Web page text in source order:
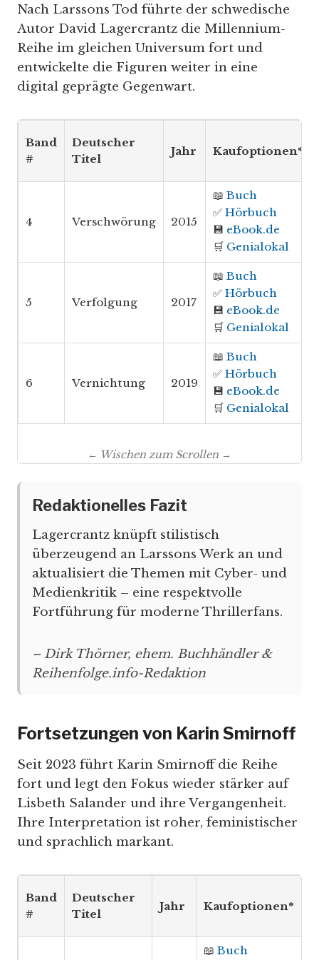
Nach Larssons Tod führte der schwedische
Autor David Lagercrantz die Millennium-
Reihe im gleichen Universum fort und
entwickelte die Figuren weiter in eine
digital geprägte Gegenwart.
Band
#
Deutscher
Titel
Jahr Kaufoptionen*
4 Verschwörung 2015
📖 Buch
✅ Hörbuch
💾 eBook.de
🛒 Genialokal
5 Verfolgung 2017
📖 Buch
✅ Hörbuch
💾 eBook.de
🛒 Genialokal
6 Vernichtung 2019
📖 Buch
✅ Hörbuch
💾 eBook.de
🛒 Genialokal
← Wischen zum Scrollen →
Redaktionelles Fazit
Lagercrantz knüpft stilistisch
überzeugend an Larssons Werk an und
aktualisiert die Themen mit Cyber- und
Medienkritik – eine respektvolle
Fortführung für moderne Thrillerfans.
– Dirk Thörner, ehem. Buchhändler &
Reihenfolge.info-Redaktion
Fortsetzungen von Karin Smirnoff
Seit 2023 führt Karin Smirnoff die Reihe
fort und legt den Fokus wieder stärker auf
Lisbeth Salander und ihre Vergangenheit.
Ihre Interpretation ist roher, feministischer
und sprachlich markant.
Band
#
Deutscher
Titel
Jahr Kaufoptionen*
📖 Buch